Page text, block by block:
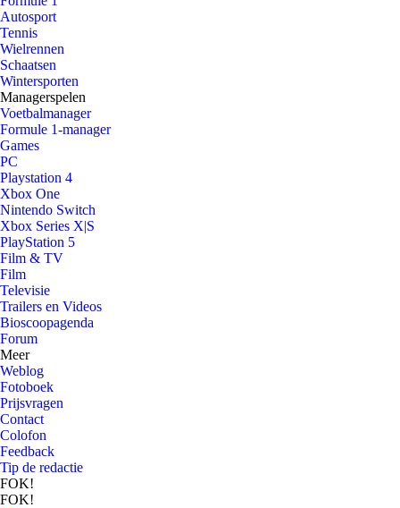
Autosport
Tennis
Wielrennen
Schaatsen
Wintersporten
Managerspelen
Voetbalmanager
Formule 1-manager
Games
PC
Playstation 4
Xbox One
Nintendo Switch
Xbox Series X|S
PlayStation 5
Film & TV
Film
Televisie
Trailers en Videos
Bioscoopagenda
Forum
Meer
Weblog
Fotoboek
Prijsvragen
Contact
Colofon
Feedback
Tip de redactie
FOK!
FOK!